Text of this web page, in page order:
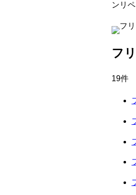
ンリ
フ
19件